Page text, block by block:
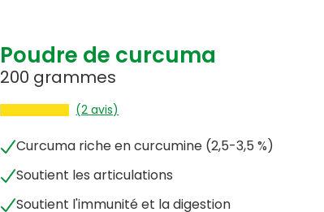
Poudre de curcuma
200 grammes
(2 avis)
Curcuma riche en curcumine (2,5-3,5 %)
Soutient les articulations
Soutient l'immunité et la digestion